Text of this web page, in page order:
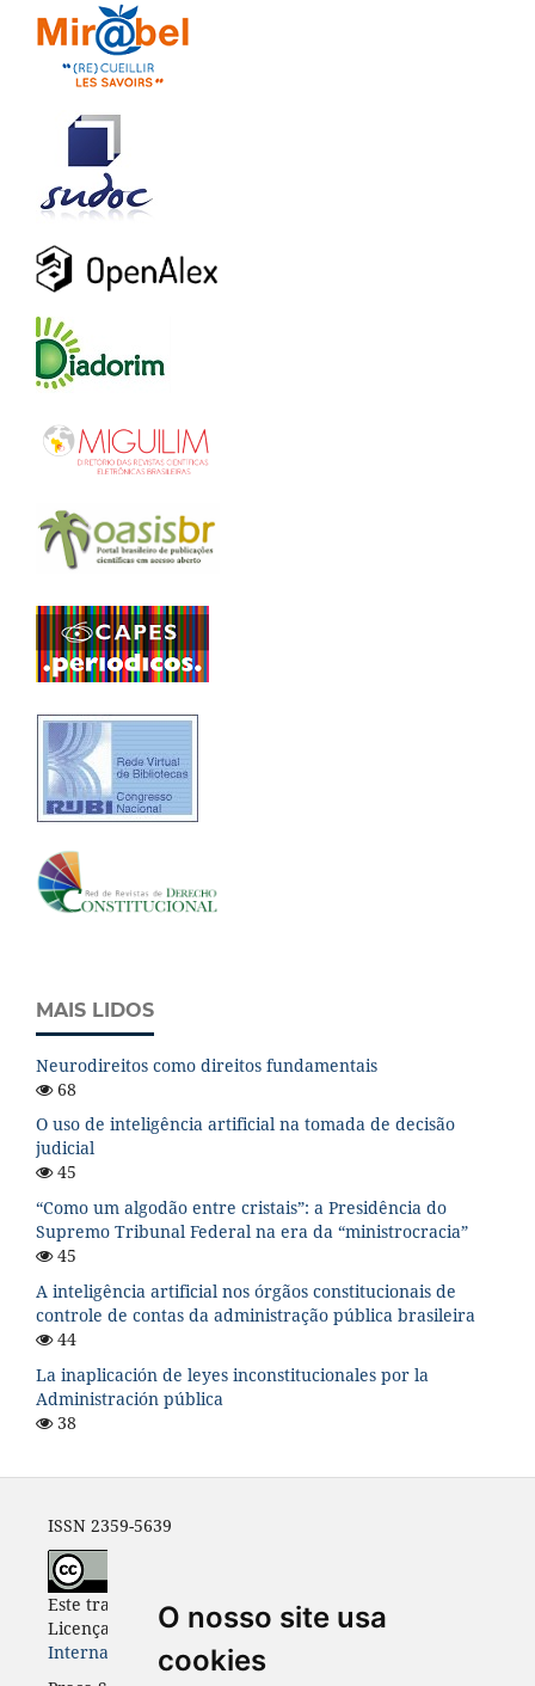
O nosso site usa
cookies
MAIS LIDOS
Neurodireitos como direitos fundamentais
68
O uso de inteligência artificial na tomada de decisão
judicial
45
“Como um algodão entre cristais”: a Presidência do
Supremo Tribunal Federal na era da “ministrocracia”
45
A inteligência artificial nos órgãos constitucionais de
controle de contas da administração pública brasileira
44
La inaplicación de leyes inconstitucionales por la
Administración pública
38
ISSN 2359-5639
Este trabalho está licenciado com uma
Licença
Creative Commons - Atribuição 4.0
Internacional
.